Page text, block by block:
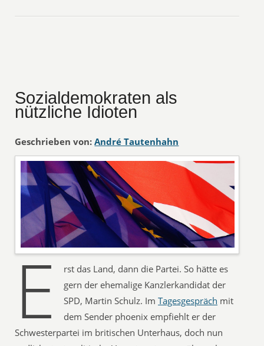
Sozialdemokraten als
nützliche Idioten
Geschrieben von: André Tautenhahn
E
rst das Land, dann die Partei. So hätte es
gern der ehemalige Kanzlerkandidat der
SPD, Martin Schulz. ImTagesgespräch mit
dem Sender phoenix empfiehlt er der
Schwesterpartei im britischen Unterhaus, doch nun